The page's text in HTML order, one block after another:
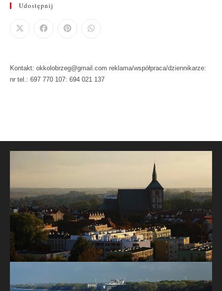
Udostępnij
Kontakt: okkolobrzeg@gmail.com reklama/współpraca/dziennikarze:
nr tel.: 697 770 107: 694 021 137